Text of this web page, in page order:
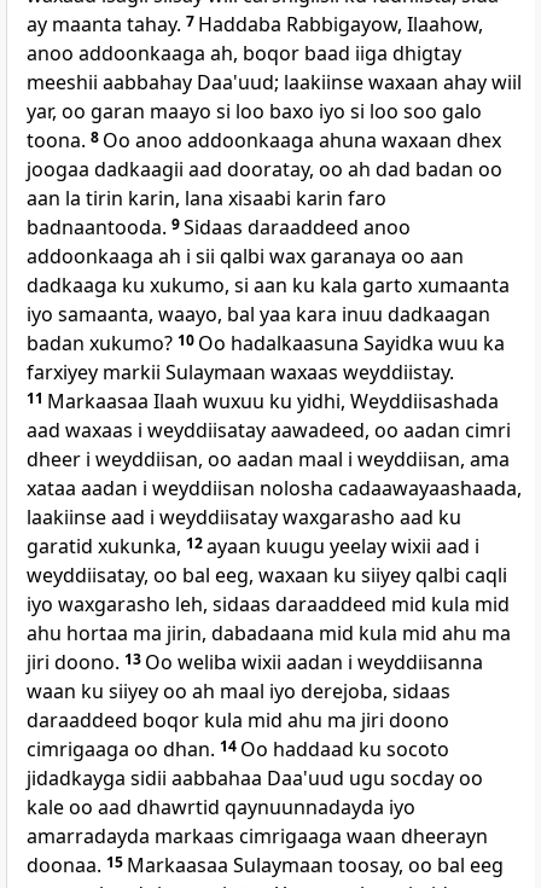
ay maanta tahay. 7 Haddaba Rabbigayow, Ilaahow,
anoo addoonkaaga ah, boqor baad iiga dhigtay
meeshii aabbahay Daa'uud; laakiinse waxaan ahay wiil
yar, oo garan maayo si loo baxo iyo si loo soo galo
toona. 8 Oo anoo addoonkaaga ahuna waxaan dhex
joogaa dadkaagii aad dooratay, oo ah dad badan oo
aan la tirin karin, lana xisaabi karin faro
badnaantooda. 9Sidaas daraaddeed anoo
addoonkaaga ah i sii qalbi wax garanaya oo aan
dadkaaga ku xukumo, si aan ku kala garto xumaanta
iyo samaanta, waayo, bal yaa kara inuu dadkaagan
badan xukumo? 10 Oo hadalkaasuna Sayidka wuu ka
farxiyey markii Sulaymaan waxaas weyddiistay.
11 Markaasaa Ilaah wuxuu ku yidhi, Weyddiisashada
aad waxaas i weyddiisatay aawadeed, oo aadan cimri
dheer i weyddiisan, oo aadan maal i weyddiisan, ama
xataa aadan i weyddiisan nolosha cadaawayaashaada,
laakiinse aad i weyddiisatay waxgarasho aad ku
garatid xukunka, 12ayaan kuugu yeelay wixii aad i
weyddiisatay, oo bal eeg, waxaan ku siiyey qalbi caqli
iyo waxgarasho leh, sidaas daraaddeed mid kula mid
ahu hortaa ma jirin, dabadaana mid kula mid ahu ma
jiri doono. 13 Oo weliba wixii aadan i weyddiisanna
waan ku siiyey oo ah maal iyo derejoba, sidaas
daraaddeed boqor kula mid ahu ma jiri doono
cimrigaaga oo dhan. 14 Oo haddaad ku socoto
jidadkayga sidii aabbahaa Daa'uud ugu socday oo
kale oo aad dhawrtid qaynuunnadayda iyo
amarradayda markaas cimrigaaga waan dheerayn
doonaa. 15 Markaasaa Sulaymaan toosay, oo bal eeg